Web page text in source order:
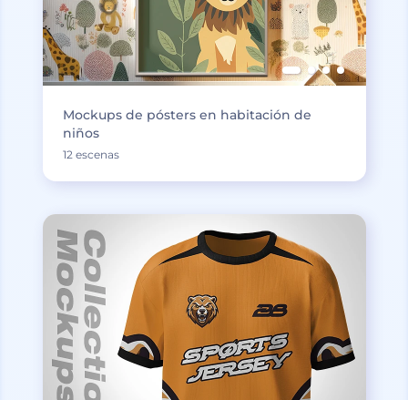
Mockups de pósters en habitación de
niños
12 escenas